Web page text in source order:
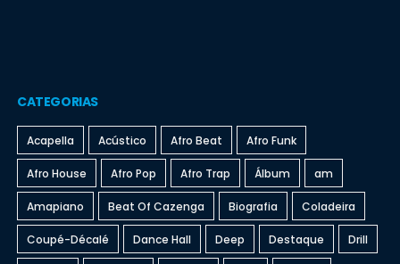
CATEGORIAS
Acapella Acústico Afro Beat Afro Funk
Afro House Afro Pop Afro Trap Álbum am
Amapiano Beat Of Cazenga Biografia Coladeira
Coupé-Décalé Dance Hall Deep Destaque Drill